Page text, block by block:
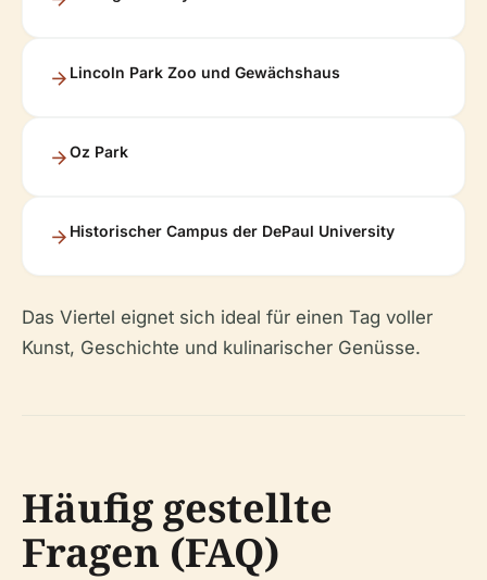
Lincoln Park Zoo und Gewächshaus
Oz Park
Historischer Campus der DePaul University
Das Viertel eignet sich ideal für einen Tag voller
Kunst, Geschichte und kulinarischer Genüsse.
Häufig gestellte
Fragen (FAQ)